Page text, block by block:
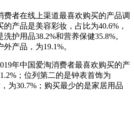
者在线上渠道最喜欢购买的产品调
产品是美容彩妆，占比为40.6%，
护用品38.2%和营养保健35.8%。
产品，为19.1%。
年中国爱淘消费者最喜欢购买的产
；位列第二的是钟表首饰为
为30.7%；购买最少的是家居用品